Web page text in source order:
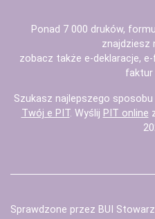
Ponad 7 000 druków,
znajdziesz
zobacz także e-deklaracje,
faktur
Szukasz najlepszego sposobu
Twój e PIT. Wyślij PIT online
Sprawdzone przez BUI